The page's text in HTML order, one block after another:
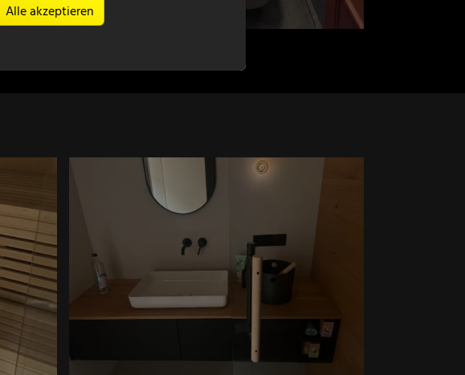
Alle akzeptieren